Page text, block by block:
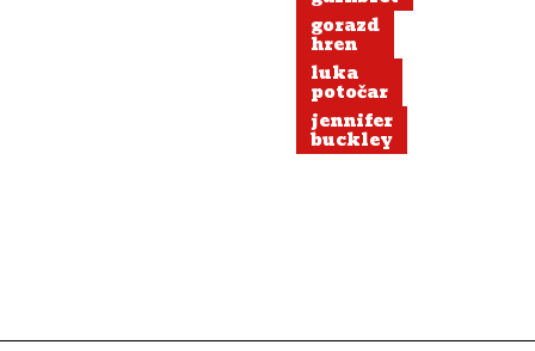
gorazd
hren
luka
potočar
jennifer
buckley